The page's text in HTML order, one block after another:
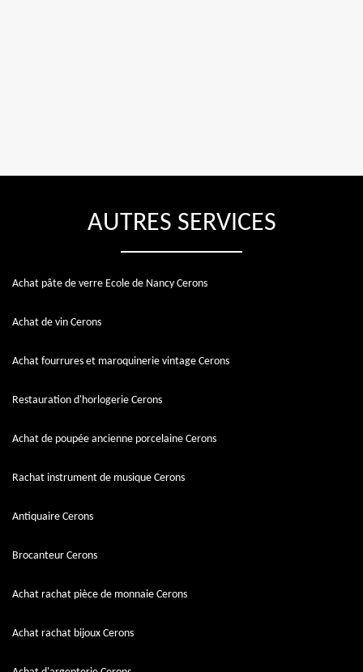
AUTRES SERVICES
Achat pâte de verre Ecole de Nancy Cerons
Achat de vin Cerons
Achat fourrures et maroquinerie vintage Cerons
Restauration d'horlogerie Cerons
Achat de poupée ancienne porcelaine Cerons
Rachat instrument de musique Cerons
Antiquaire Cerons
Brocanteur Cerons
Achat rachat pièce de monnaie Cerons
Achat rachat bijoux Cerons